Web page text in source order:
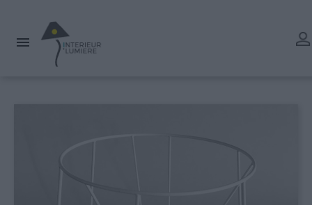
L'atelier reste ouvert tout l'été mais les délais de livraison
